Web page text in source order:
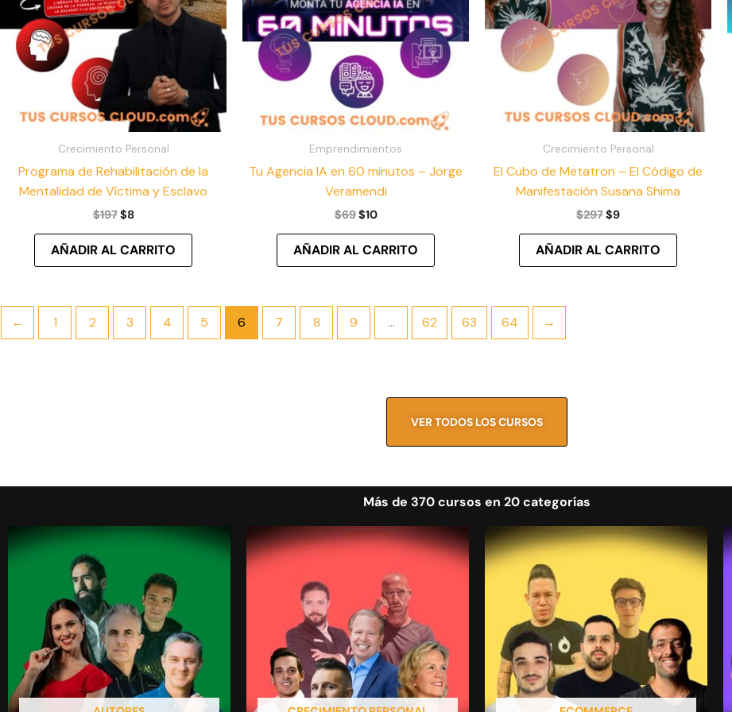
Crecimiento Personal
Programa de Rehabilitación de la
Mentalidad de Víctima y Esclavo
$197$8
AÑADIR AL CARRITO
Emprendimientos
Tu Agencia IA en 60 minutos – Jorge
Veramendi
$69$10
AÑADIR AL CARRITO
Crecimiento Personal
El Cubo de Metatron – El Código de
Manifestación Susana Shima
$297$9
AÑADIR AL CARRITO
← 1 2 3 4 5 6 7 8 9 … 62 63 64 →
VER TODOS LOS CURSOS
Más de 370 cursos en 20 categorías